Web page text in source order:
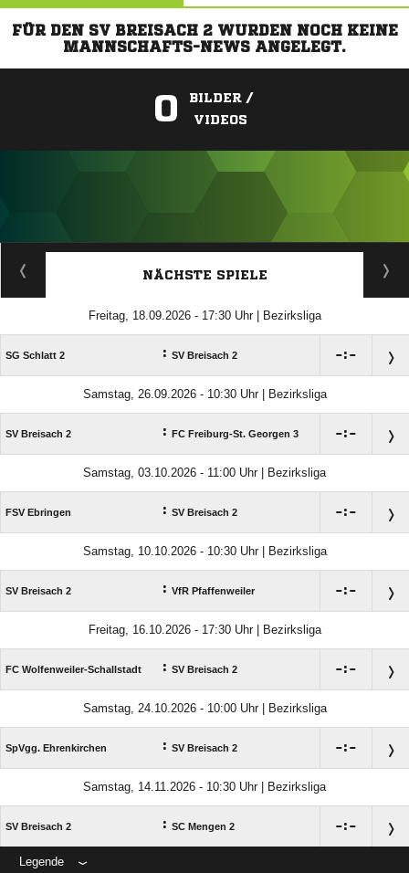
FÜR DEN SV BREISACH 2 WURDEN NOCH KEINE
MANNSCHAFTS-NEWS ANGELEGT.
0
BILDER /
VIDEOS
ANZEIGE
NÄCHSTE SPIELE
Freitag, 18.09.2026 - 17:30 Uhr | Bezirksliga
SG Schlatt 2 : SV Breisach 2 :
Samstag, 26.09.2026 - 10:30 Uhr | Bezirksliga
SV Breisach 2 : FC Freiburg-St. Georgen 3 :
Samstag, 03.10.2026 - 11:00 Uhr | Bezirksliga
FSV Ebringen : SV Breisach 2 :
Samstag, 10.10.2026 - 10:30 Uhr | Bezirksliga
SV Breisach 2 : VfR Pfaffenweiler :
Freitag, 16.10.2026 - 17:30 Uhr | Bezirksliga
FC Wolfenweiler-Schallstadt : SV Breisach 2 :
Samstag, 24.10.2026 - 10:00 Uhr | Bezirksliga
SpVgg. Ehrenkirchen : SV Breisach 2 :
Samstag, 14.11.2026 - 10:30 Uhr | Bezirksliga
SV Breisach 2 : SC Mengen 2 :
Legende